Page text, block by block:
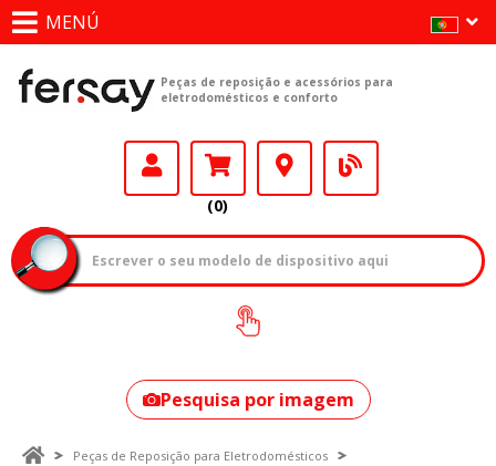
MENÚ
Peças de reposição e acessórios para
eletrodomésticos e conforto
(0)
Como encontrar
o seu modelo?
Pesquisa por imagem
Peças de Reposição para Eletrodomésticos